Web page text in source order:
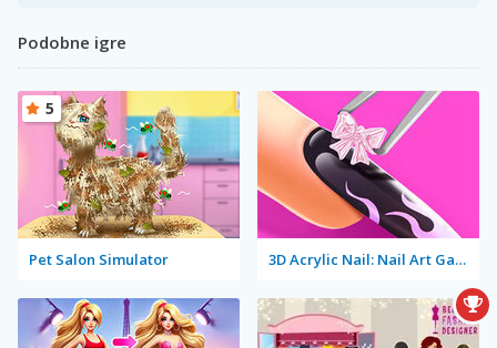
Podobne igre
Pet Salon Simulator
5
3D Acrylic Nail: Nail Art Game